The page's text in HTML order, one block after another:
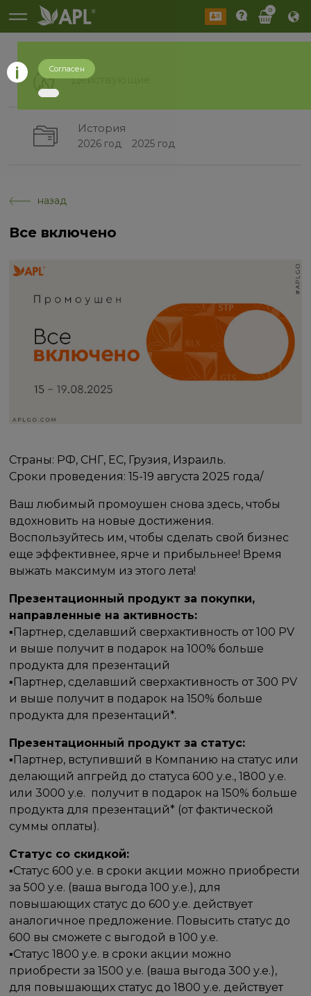
0
Действующие
История
2026 год 2025 год
назад
Все включено
Страны: РФ, СНГ, ЕС, Грузия, Израиль.
Cроки проведения: 15-19 августа 2025 года/
Ваш любимый промоушен снова здесь, чтобы
вдохновить на новые достижения.
Воспользуйтесь им, чтобы сделать свой бизнес
еще эффективнее, ярче и прибыльнее! Время
выжать максимум из этого лета!
Презентационный продукт за покупки,
направленные на активность:
▪️Партнер, сделавший сверхактивность от 100 PV
и выше получит в подарок на 100% больше
продукта для презентаций
▪️Партнер, сделавший сверхактивность от 300 PV
и выше получит в подарок на 150% больше
продукта для презентаций*.
Презентационный продукт за статус:
▪️Партнер, вступивший в Компанию на статус или
делающий апгрейд до статуса 600 у.е., 1800 у.е.
или 3000 у.е. получит в подарок на 150% больше
продукта для презентаций* (от фактической
суммы оплаты).
Статус со скидкой:
▪️Статус 600 у.е. в сроки акции можно приобрести
за 500 у.е. (ваша выгода 100 у.е.), для
повышающих статус до 600 у.е. действует
аналогичное предложение. Повысить статус до
600 вы сможете с выгодой в 100 у.е.
▪️Статус 1800 у.е. в сроки акции можно
приобрести за 1500 у.е. (ваша выгода 300 у.е.),
для повышающих статус до 1800 у.е. действует
Согласен